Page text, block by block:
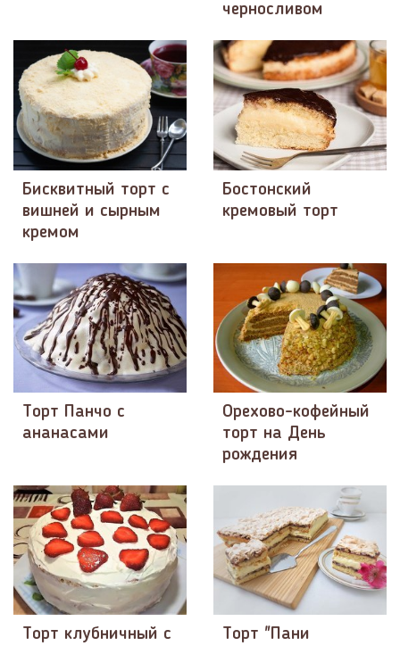
черносливом
Бисквитный торт с
вишней и сырным
кремом
Бостонский
кремовый торт
Торт Панчо с
ананасами
Орехово-кофейный
торт на День
рождения
Торт клубничный с
Торт "Пани